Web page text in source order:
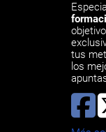
tus
los